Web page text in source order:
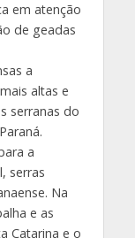
em atenção
de geadas
a
altas e
serranas do
a
serras
Na
e as
Catarina e o